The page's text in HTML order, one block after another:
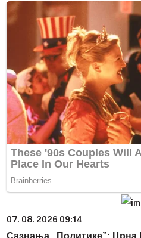
07. 08. 2026 09:14
Сазнања „Политике”: Црна